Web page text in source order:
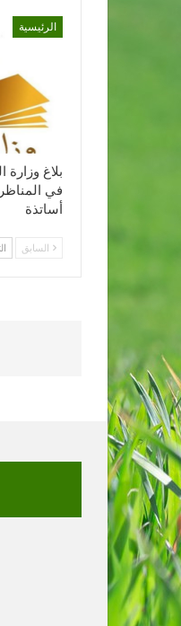
الرئيسية
بلاغ
في
أساتذة
السابق